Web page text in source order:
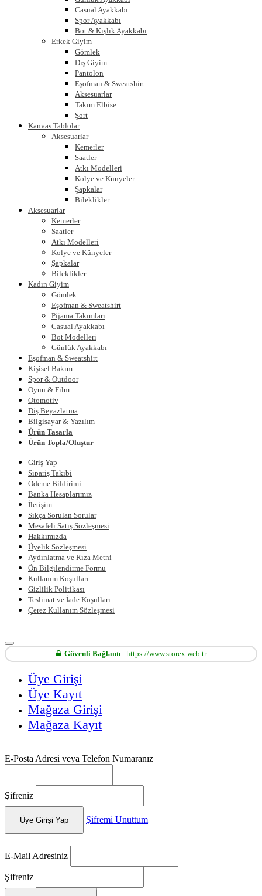
Casual Ayakkabı
Spor Ayakkabı
Bot & Kışlık Ayakkabı
Erkek Giyim
Gömlek
Dış Giyim
Pantolon
Eşofman & Sweatshirt
Aksesuarlar
Takım Elbise
Şort
Kanvas Tablolar
Aksesuarlar
Kemerler
Saatler
Atkı Modelleri
Kolye ve Künyeler
Şapkalar
Bileklikler
Aksesuarlar
Kemerler
Saatler
Atkı Modelleri
Kolye ve Künyeler
Şapkalar
Bileklikler
Kadın Giyim
Gömlek
Eşofman & Sweatshirt
Pijama Takımları
Casual Ayakkabı
Bot Modelleri
Günlük Ayakkabı
Eşofman & Sweatshirt
Kişisel Bakım
Spor & Outdoor
Oyun & Film
Otomotiv
Diş Beyazlatma
Bilgisayar & Yazılım
Ürün Tasarla
Ürün Topla/Oluştur
Giriş Yap
Sipariş Takibi
Ödeme Bildirimi
Banka Hesaplarımız
İletişim
Sıkça Sorulan Sorular
Mesafeli Satış Sözleşmesi
Hakkımızda
Üyelik Sözleşmesi
Aydınlatma ve Rıza Metni
Ön Bilgilendirme Formu
Kullanım Koşulları
Gizlilik Politikası
Teslimat ve İade Koşulları
Çerez Kullanım Sözleşmesi
Güvenli Bağlantıhttps://www.storex.web.tr
Üye Girişi
Üye Kayıt
Mağaza Girişi
Mağaza Kayıt
E-Posta Adresi veya Telefon Numaranız
Şifreniz
Üye Girişi Yap Şifremi Unuttum
E-Mail Adresiniz
Şifreniz